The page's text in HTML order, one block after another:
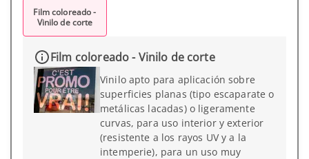
Film coloreado -
Vinilo de corte
Film coloreado - Vinilo de corte
Vinilo apto para aplicación sobre
superficies planas (tipo escaparate o
metálicas lacadas) o ligeramente
curvas, para uso interior y exterior
(resistente a los rayos UV y a la
intemperie), para un uso muy